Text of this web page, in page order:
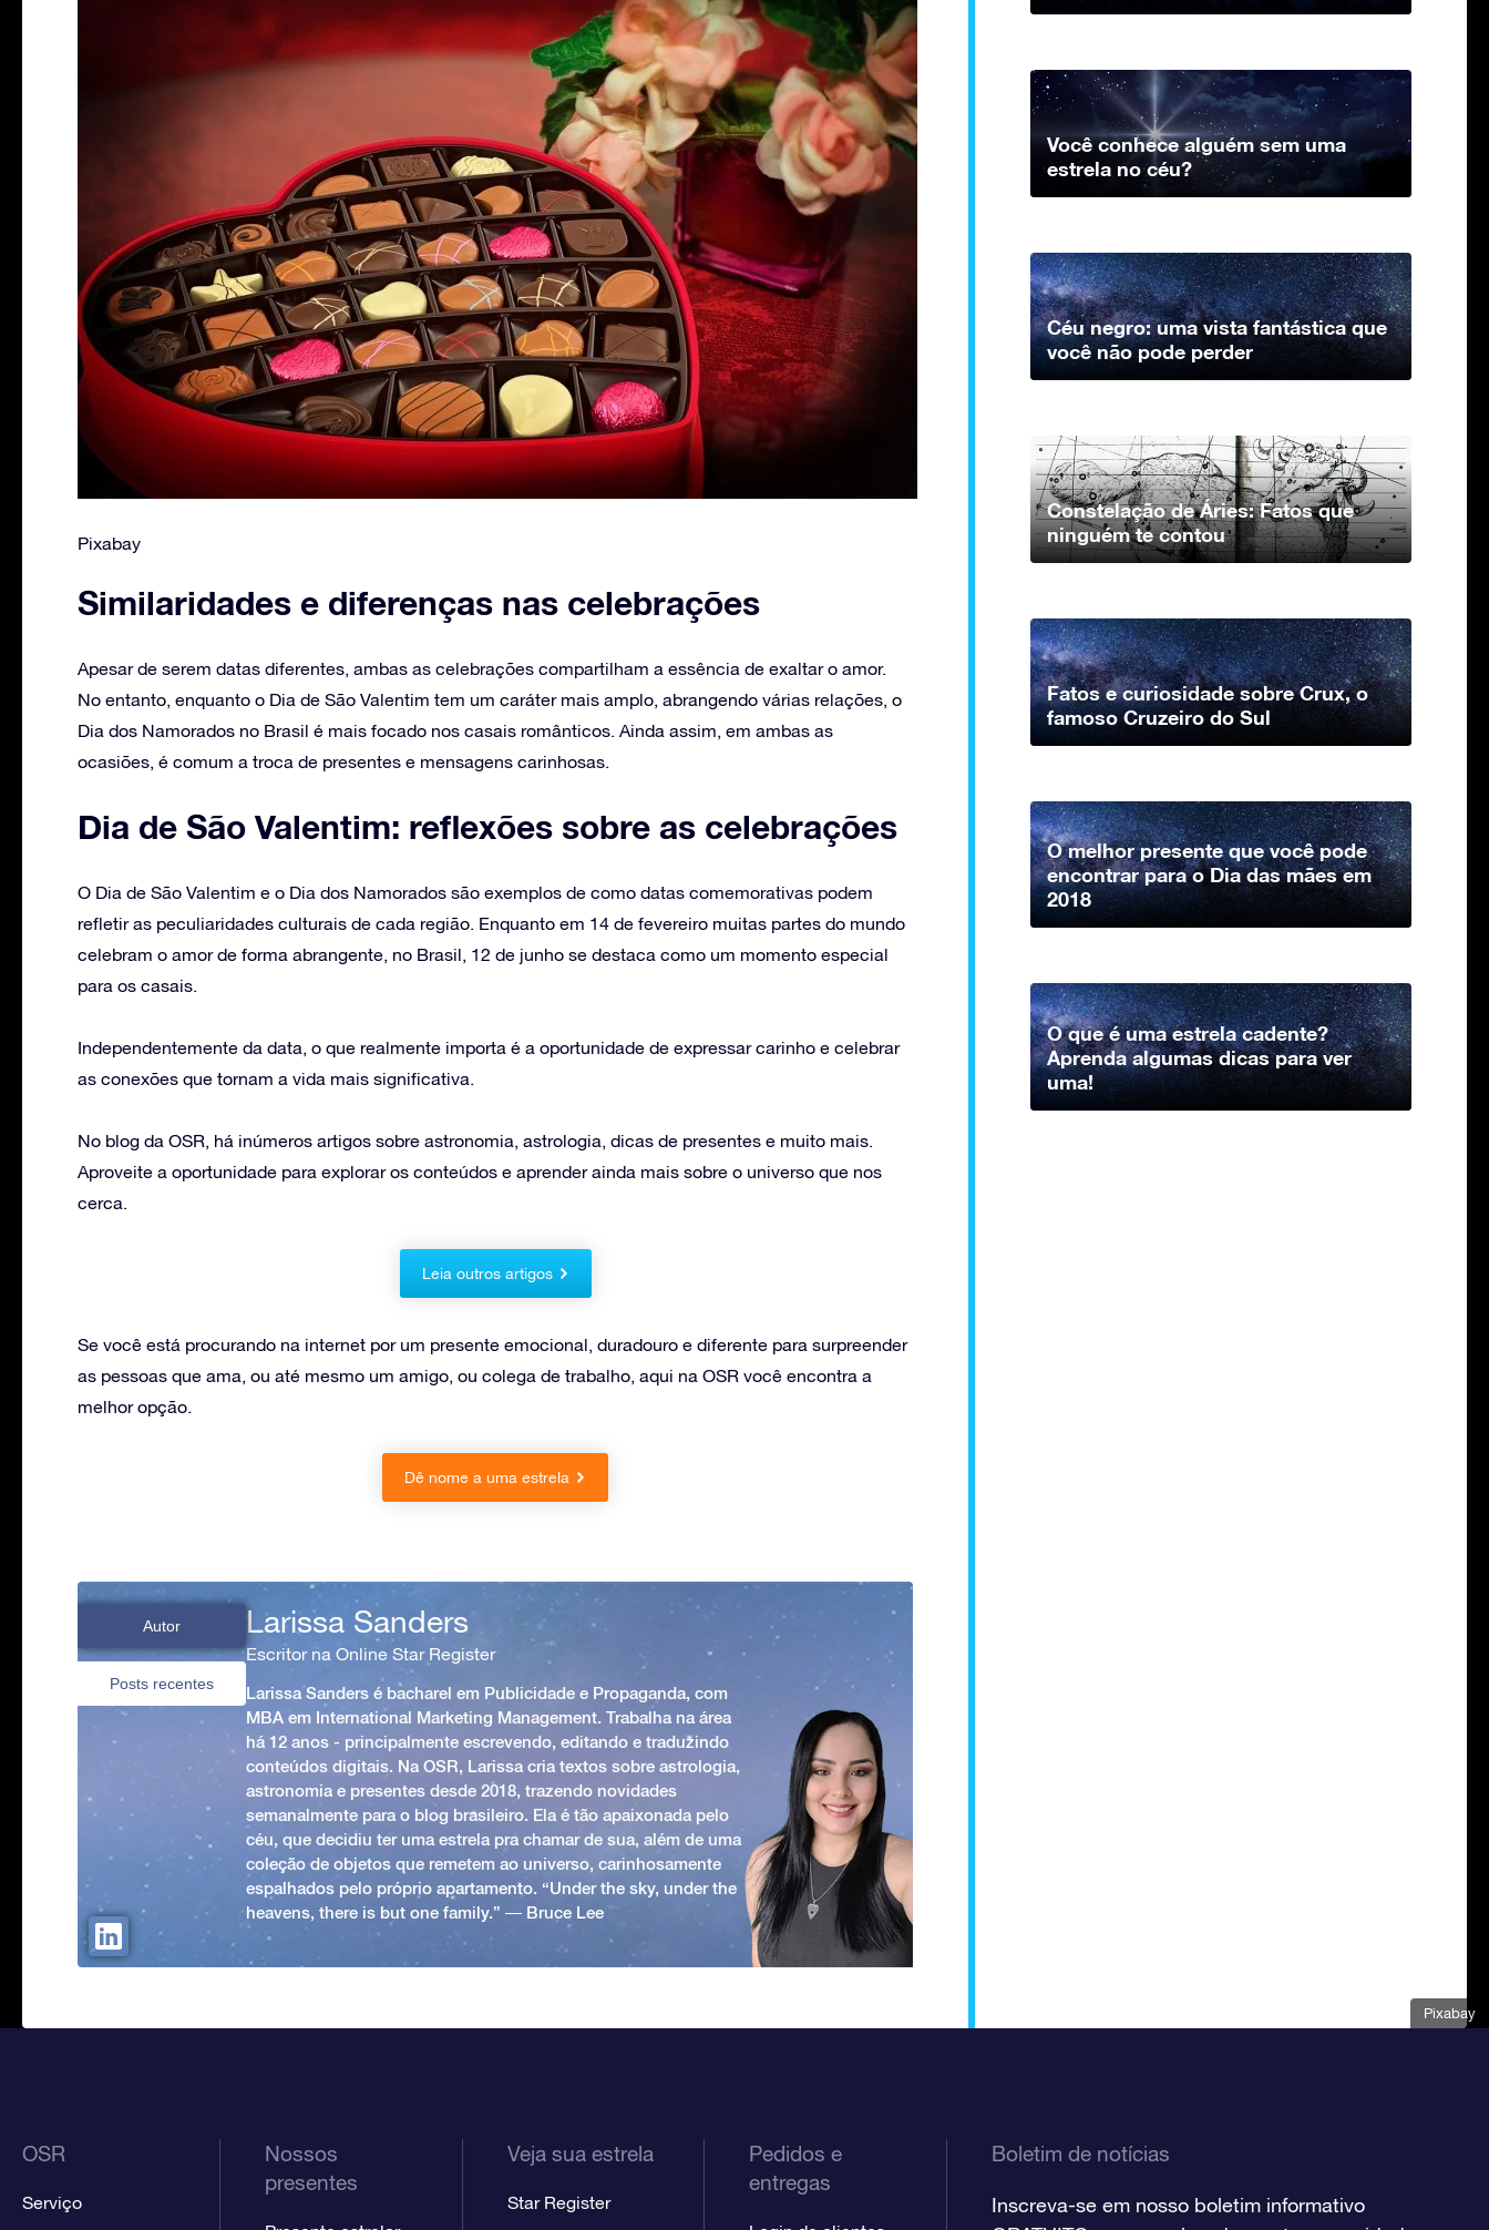
Pixabay
Pixabay
Similaridades e diferenças nas celebrações
Apesar de serem datas diferentes, ambas as celebrações compartilham a essência de exaltar o amor.
No entanto, enquanto o Dia de São Valentim tem um caráter mais amplo, abrangendo várias relações, o
Dia dos Namorados no Brasil é mais focado nos casais românticos. Ainda assim, em ambas as
ocasiões, é comum a troca de presentes e mensagens carinhosas.
Dia de São Valentim: reflexões sobre as celebrações
O Dia de São Valentim e o Dia dos Namorados são exemplos de como datas comemorativas podem
refletir as peculiaridades culturais de cada região. Enquanto em 14 de fevereiro muitas partes do mundo
celebram o amor de forma abrangente, no Brasil, 12 de junho se destaca como um momento especial
para os casais.
Independentemente da data, o que realmente importa é a oportunidade de expressar carinho e celebrar
as conexões que tornam a vida mais significativa.
No blog da OSR, há inúmeros artigos sobre astronomia, astrologia, dicas de presentes e muito mais.
Aproveite a oportunidade para explorar os conteúdos e aprender ainda mais sobre o universo que nos
cerca.
Leia outros artigos
Se você está procurando na internet por um presente emocional, duradouro e diferente para surpreender
as pessoas que ama, ou até mesmo um amigo, ou colega de trabalho, aqui na OSR você encontra a
melhor opção.
Dê nome a uma estrela
Autor
Posts recentes
Larissa Sanders
Escritor na Online Star Register
Larissa Sanders é bacharel em Publicidade e Propaganda, com
MBA em International Marketing Management. Trabalha na área
há 12 anos - principalmente escrevendo, editando e traduzindo
conteúdos digitais. Na OSR, Larissa cria textos sobre astrologia,
astronomia e presentes desde 2018, trazendo novidades
semanalmente para o blog brasileiro. Ela é tão apaixonada pelo
céu, que decidiu ter uma estrela pra chamar de sua, além de uma
coleção de objetos que remetem ao universo, carinhosamente
espalhados pelo próprio apartamento. “Under the sky, under the
heavens, there is but one family.” ― Bruce Lee
Você conhece alguém sem uma
estrela no céu?
Céu negro: uma vista fantástica que
você não pode perder
Constelação de Áries: Fatos que
ninguém te contou
Fatos e curiosidade sobre Crux, o
famoso Cruzeiro do Sul
O melhor presente que você pode
encontrar para o Dia das mães em
2018
O que é uma estrela cadente?
Aprenda algumas dicas para ver
uma!
OSR
Serviço
Nossos
presentes
Veja sua estrela
Star Register
Pedidos e
entregas
Boletim de notícias
Inscreva-se em nosso boletim informativo